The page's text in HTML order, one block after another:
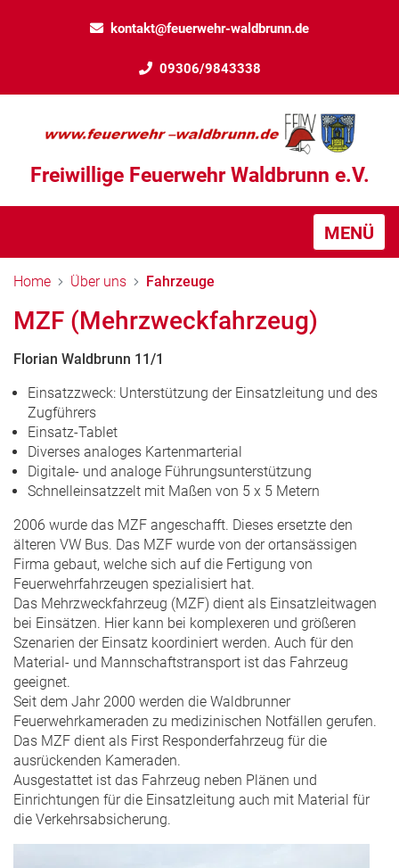
kontakt@feuerwehr-waldbrunn.de
09306/9843338
Freiwillige Feuerwehr Waldbrunn e.V.
MENÜ
Home Über uns Fahrzeuge
MZF (Mehrzweckfahrzeug)
Florian Waldbrunn 11/1
Einsatzzweck: Unterstützung der Einsatzleitung und des
Zugführers
Einsatz-Tablet
Diverses analoges Kartenmarterial
Digitale- und analoge Führungsunterstützung
Schnelleinsatzzelt mit Maßen von 5 x 5 Metern
2006 wurde das MZF angeschafft. Dieses ersetzte den
älteren VW Bus. Das MZF wurde von der ortansässigen
Firma gebaut, welche sich auf die Fertigung von
Feuerwehrfahrzeugen spezialisiert hat.
Das Mehrzweckfahrzeug (MZF) dient als Einsatzleitwagen
bei Einsätzen. Hier kann bei komplexeren und größeren
Szenarien der Einsatz koordiniert werden. Auch für den
Material- und Mannschaftstransport ist das Fahrzeug
geeignet.
Seit dem Jahr 2000 werden die Waldbrunner
Feuerwehrkameraden zu medizinischen Notfällen gerufen.
Das MZF dient als First Responderfahrzeug für die
ausrückenden Kameraden.
Ausgestattet ist das Fahrzeug neben Plänen und
Einrichtungen für die Einsatzleitung auch mit Material für
die Verkehrsabsicherung.